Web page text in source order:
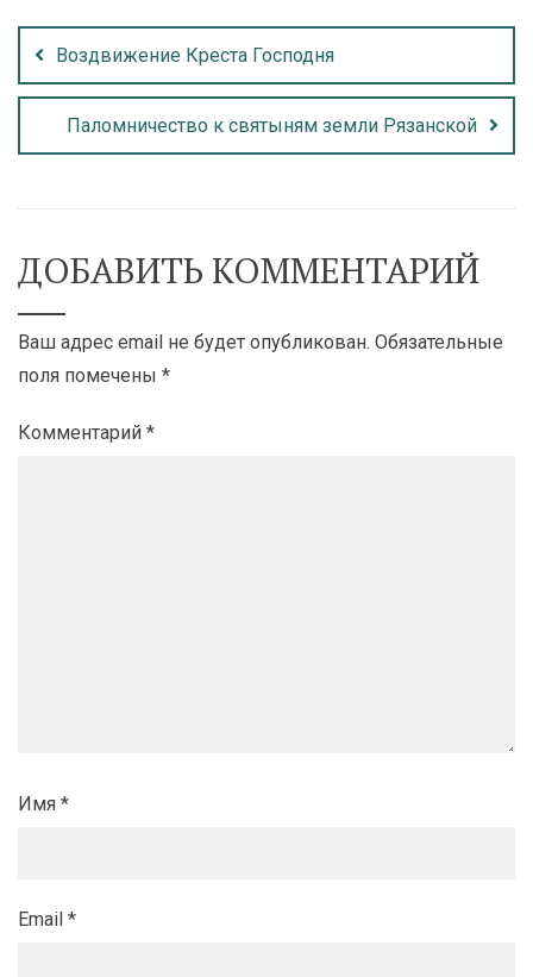
Воздвижение Креста Господня
Паломничество к святыням земли Рязанской
ДОБАВИТЬ КОММЕНТАРИЙ
Ваш адрес email не будет опубликован. Обязательные
поля помечены *
Комментарий *
Имя *
Email *